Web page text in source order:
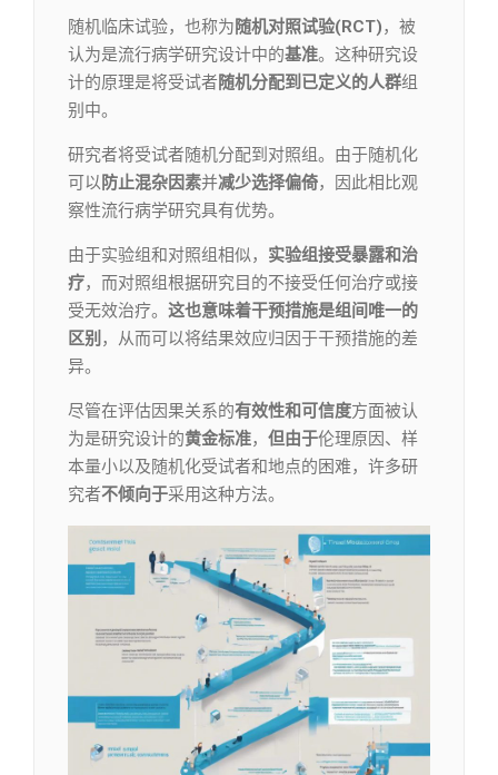
随机临床试验，也称为随机对照试验(RCT)，被
认为是流行病学研究设计中的基准。这种研究设
计的原理是将受试者随机分配到已定义的人群组
别中。
研究者将受试者随机分配到对照组。由于随机化
可以 防止混杂因素并减少选择偏倚，因此相比观
察性流行病学研究具有优势。
由于实验组和对照组相似， 实验组接受暴露和治
疗，而对照组根据研究目的不接受任何治疗或接
受无效治疗。 这也意味着干预措施是组间唯一的
区别 ，从而可以将结果效应归因于干预措施的差
异。
尽管在评估因果关系的有效性和可信度方面被认
为是研究设计的黄金标准， 但由于伦理原因、样
本量小以及随机化受试者和地点的困难，许多研
究者不倾向于采用这种方法。